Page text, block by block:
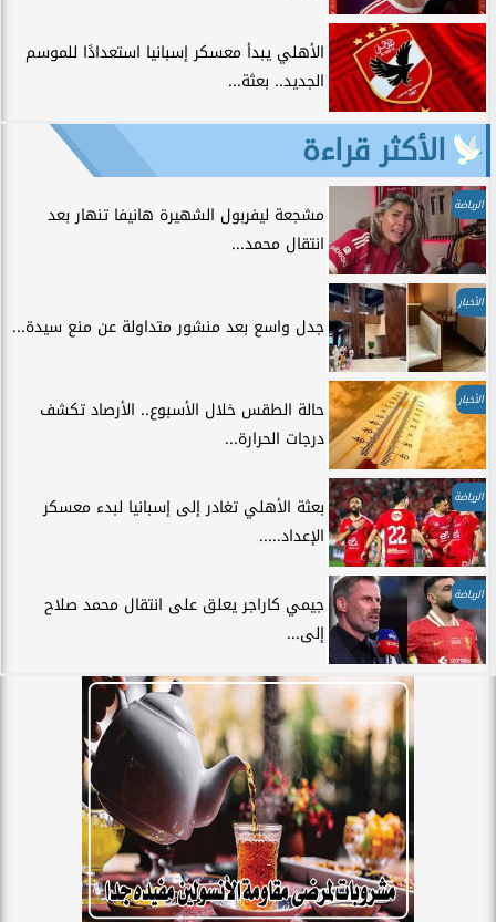
الأهلي يبدأ معسكر إسبانيا استعدادًا للموسم
الجديد.. بعثة...
الأكثر قراءة
الرياضة
مشجعة ليفربول الشهيرة هانيفا تنهار بعد
انتقال محمد...
الأخبار
جدل واسع بعد منشور متداولة عن منع سيدة...
الأخبار
حالة الطقس خلال الأسبوع.. الأرصاد تكشف
درجات الحرارة...
الرياضة
بعثة الأهلي تغادر إلى إسبانيا لبدء معسكر
الإعداد.....
الرياضة
جيمي كاراجر يعلق على انتقال محمد صلاح
إلى...